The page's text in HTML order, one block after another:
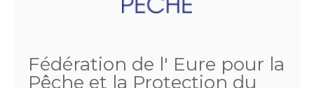
Fédération de l' Eure pour la
Pêche et la Protection du